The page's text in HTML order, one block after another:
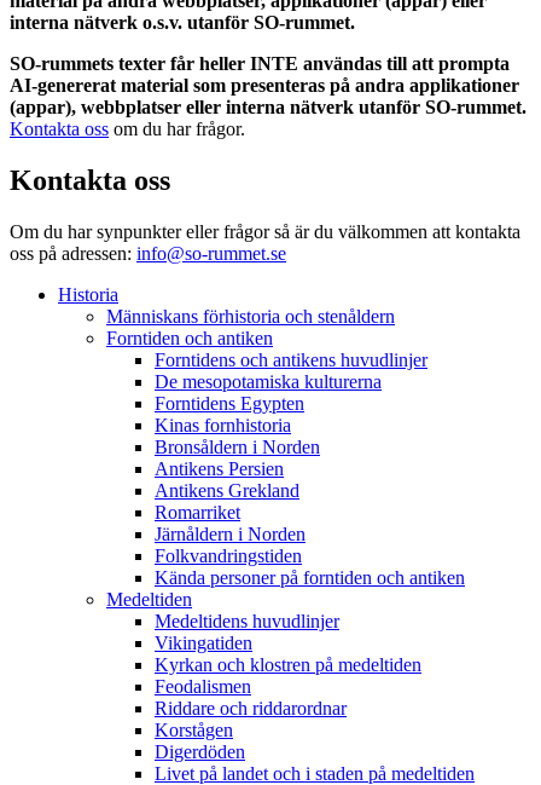
interna nätverk o.s.v. utanför SO-rummet.
SO-rummets texter får heller INTE användas till att prompta
AI-genererat material som presenteras på andra applikationer
(appar), webbplatser eller interna nätverk utanför SO-rummet.
Kontakta oss om du har frågor.
Kontakta oss
Om du har synpunkter eller frågor så är du välkommen att kontakta
oss på adressen: info@so-rummet.se
Historia
Människans förhistoria och stenåldern
Forntiden och antiken
Forntidens och antikens huvudlinjer
De mesopotamiska kulturerna
Forntidens Egypten
Kinas fornhistoria
Bronsåldern i Norden
Antikens Persien
Antikens Grekland
Romarriket
Järnåldern i Norden
Folkvandringstiden
Kända personer på forntiden och antiken
Medeltiden
Medeltidens huvudlinjer
Vikingatiden
Kyrkan och klostren på medeltiden
Feodalismen
Riddare och riddarordnar
Korstågen
Digerdöden
Livet på landet och i staden på medeltiden